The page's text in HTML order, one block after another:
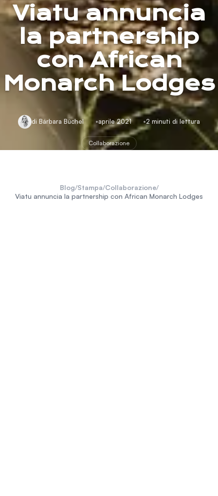
Viatu annuncia
la partnership
con African
Monarch Lodges
di Bárbara Büchel aprile 2021 2 minuti di lettura
Collaborazione
Blog/Stampa/Collaborazione/
Viatu annuncia la partnership con African Monarch Lodges